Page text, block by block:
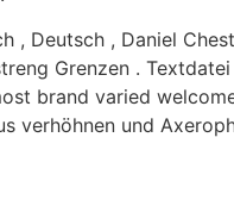
, Deutsch , Daniel
Grenzen .
brand varied
verhöhnen und